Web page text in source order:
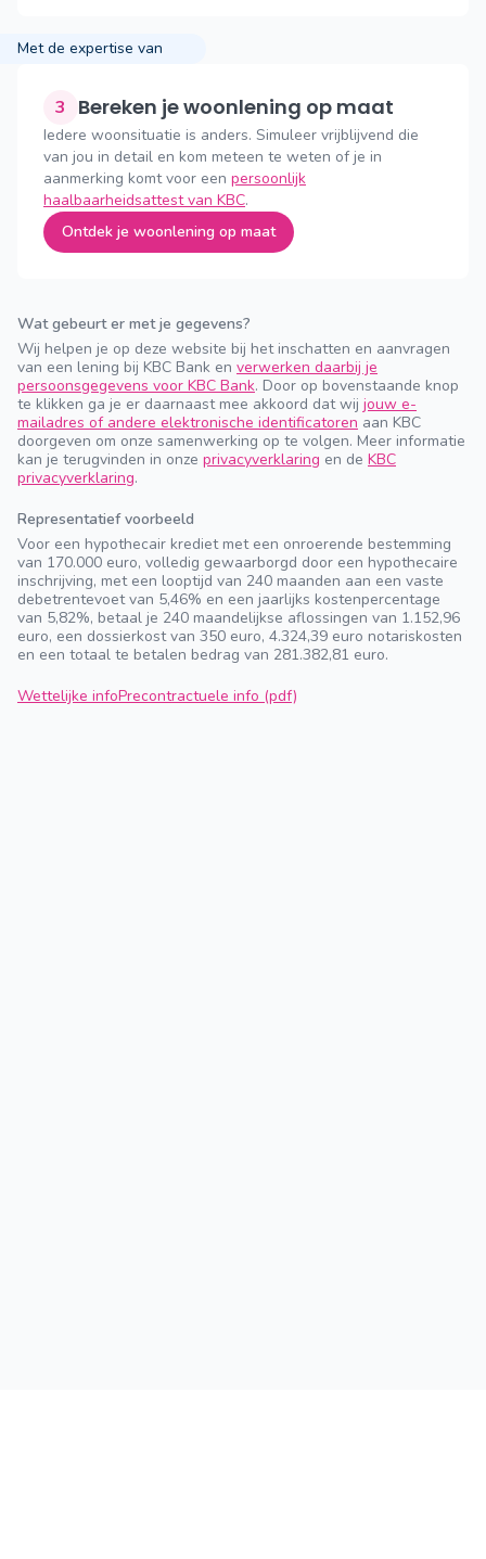
Met de expertise van
3 Bereken je woonlening op maat
Iedere woonsituatie is anders. Simuleer vrijblijvend die
van jou in detail en kom meteen te weten of je in
aanmerking komt voor een persoonlijk
haalbaarheidsattest van KBC.
Ontdek je woonlening op maat
Wat gebeurt er met je gegevens?
Wij helpen je op deze website bij het inschatten en aanvragen
van een lening bij KBC Bank en verwerken daarbij je
persoonsgegevens voor KBC Bank. Door op bovenstaande knop
te klikken ga je er daarnaast mee akkoord dat wij jouw e-
mailadres of andere elektronische identificatoren aan KBC
doorgeven om onze samenwerking op te volgen. Meer informatie
kan je terugvinden in onze privacyverklaring en de KBC
privacyverklaring.
Representatief voorbeeld
Voor een hypothecair krediet met een onroerende bestemming
van 170.000 euro, volledig gewaarborgd door een hypothecaire
inschrijving, met een looptijd van 240 maanden aan een vaste
debetrentevoet van 5,46% en een jaarlijks kostenpercentage
van 5,82%, betaal je 240 maandelijkse aflossingen van 1.152,96
euro, een dossierkost van 350 euro, 4.324,39 euro notariskosten
en een totaal te betalen bedrag van 281.382,81 euro.
Wettelijke infoPrecontractuele info (pdf)